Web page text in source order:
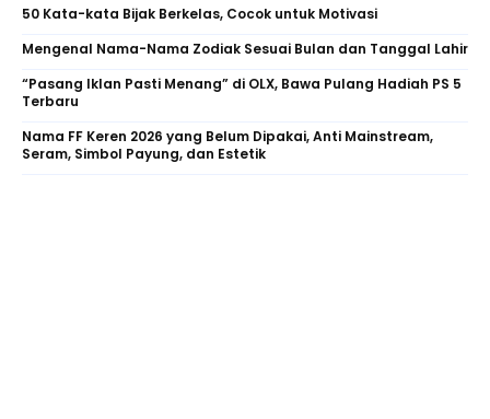
50 Kata-kata Bijak Berkelas, Cocok untuk Motivasi
Mengenal Nama-Nama Zodiak Sesuai Bulan dan Tanggal Lahir
“Pasang Iklan Pasti Menang” di OLX, Bawa Pulang Hadiah PS 5
Terbaru
Nama FF Keren 2026 yang Belum Dipakai, Anti Mainstream,
Seram, Simbol Payung, dan Estetik